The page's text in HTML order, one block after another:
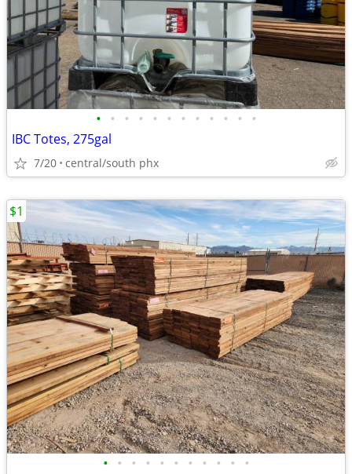
• • • • • • • • • • • •
IBC Totes, 275gal
7/20 central/south phx
• • • • • • • • • • •
$1